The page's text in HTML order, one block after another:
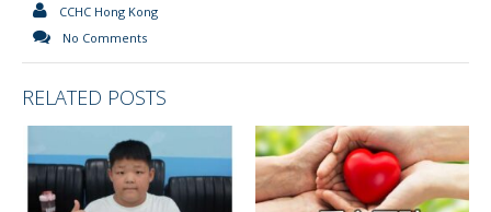
CCHC Hong Kong
No Comments
RELATED POSTS